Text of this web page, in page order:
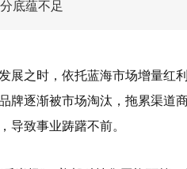
底蕴不足
展之时，依托蓝海市场增量红
牌逐渐被市场淘汰，拖累渠道
导致事业踌躇不前。